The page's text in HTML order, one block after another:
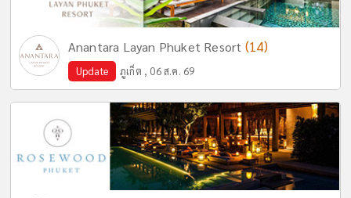
Anantara Layan Phuket Resort (14)
Update ภูเก็ต , 06 ส.ค. 69